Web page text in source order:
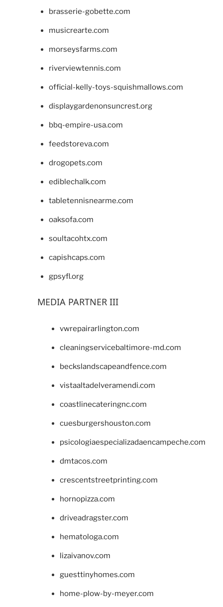
brasserie-gobette.com
musicrearte.com
morseysfarms.com
riverviewtennis.com
official-kelly-toys-squishmallows.com
displaygardenonsuncrest.org
bbq-empire-usa.com
feedstoreva.com
drogopets.com
ediblechalk.com
tabletennisnearme.com
oaksofa.com
soultacohtx.com
capishcaps.com
gpsyfl.org
MEDIA PARTNER III
vwrepairarlington.com
cleaningservicebaltimore-md.com
beckslandscapeandfence.com
vistaaltadelveramendi.com
coastlinecateringnc.com
cuesburgershouston.com
psicologiaespecializadaencampeche.com
dmtacos.com
crescentstreetprinting.com
hornopizza.com
driveadragster.com
hematologa.com
lizaivanov.com
guesttinyhomes.com
home-plow-by-meyer.com